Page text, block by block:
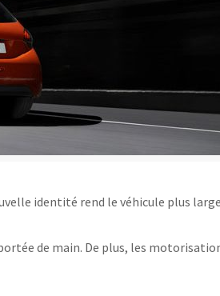
identité rend le véhicule plus
de main. De plus, les